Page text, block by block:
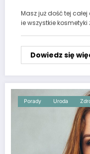
Masz już dość tej
ie wszystkie kosmetyki
Dowiedz się
Porady Uroda